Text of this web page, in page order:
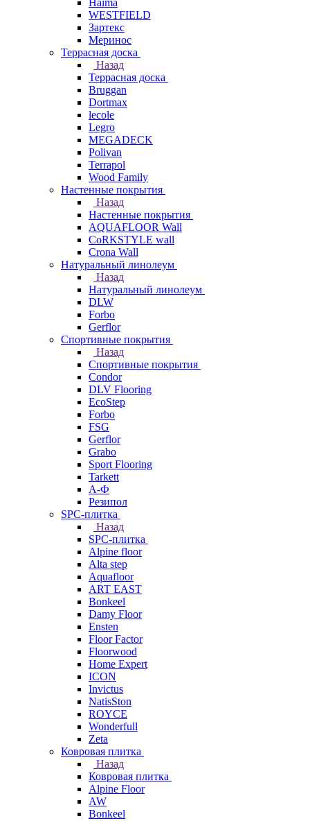
Haima
WESTFIELD
Зартекс
Меринос
Террасная доска
Назад
Террасная доска
Bruggan
Dortmax
lecole
Legro
MEGADECK
Polivan
Terrapol
Wood Family
Настенные покрытия
Назад
Настенные покрытия
AQUAFLOOR Wall
CoRKSTYLE wall
Crona Wall
Натуральный линолеум
Назад
Натуральный линолеум
DLW
Forbo
Gerflor
Спортивные покрытия
Назад
Спортивные покрытия
Condor
DLV Flooring
EcoStep
Forbo
FSG
Gerflor
Grabo
Sport Flooring
Tarkett
А-Ф
Резипол
SPC-плитка
Назад
SPC-плитка
Alpine floor
Alta step
Aquafloor
ART EAST
Bonkeel
Damy Floor
Ensten
Floor Factor
Floorwood
Home Expert
ICON
Invictus
NatisSton
ROYCE
Wonderfull
Zeta
Ковровая плитка
Назад
Ковровая плитка
Alpine Floor
AW
Bonkeel